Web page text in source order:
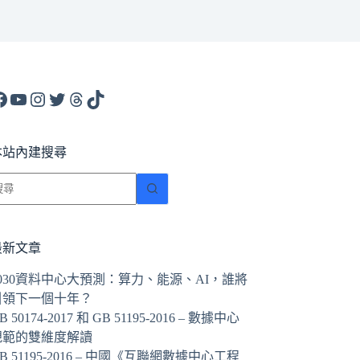
YouTube
Instagram
X Threads
TikTok
站內建搜尋
新文章
資料中心大預測：算力、能源、AI，誰將
領下一個十年？
50174-2017 和 GB 51195-2016 – 數據中心
範的雙維度解讀
51195-2016 – 中國《互聯網數據中心工程